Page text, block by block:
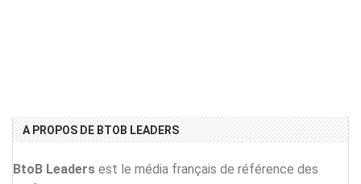
A PROPOS DE BTOB LEADERS
BtoB Leaders est le média français de référence des